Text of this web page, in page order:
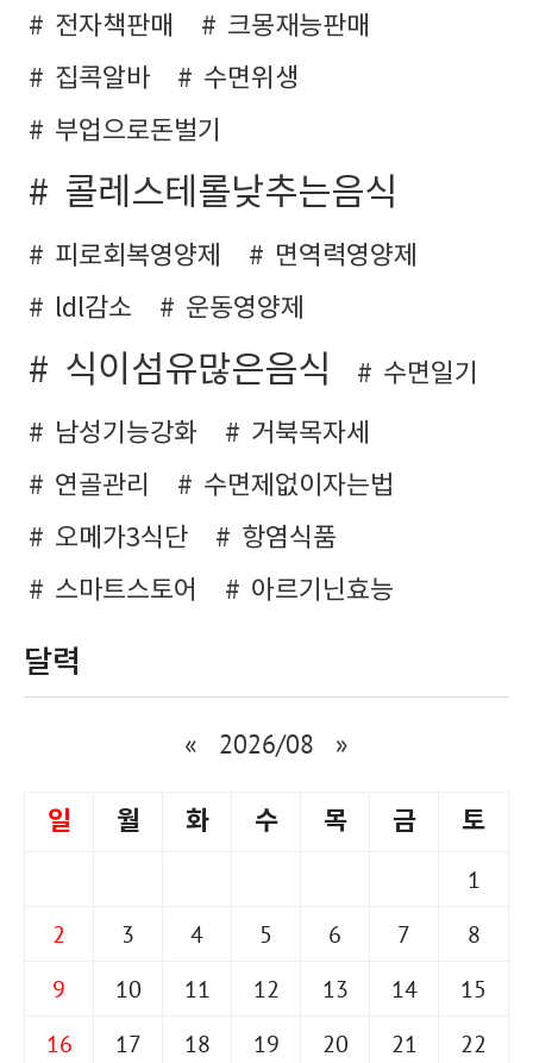
전자책판매
크몽재능판매
집콕알바
수면위생
부업으로돈벌기
콜레스테롤낮추는음식
피로회복영양제
면역력영양제
ldl감소
운동영양제
식이섬유많은음식
수면일기
남성기능강화
거북목자세
연골관리
수면제없이자는법
오메가3식단
항염식품
스마트스토어
아르기닌효능
달력
« 2026/08 »
일 월 화 수 목 금 토
1
2
3 4 5 6 7
8
9
10 11 12 13 14
15
16
17 18 19 20 21
22